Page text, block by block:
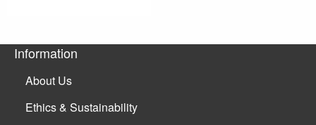
Information
About Us
Ethics & Sustainability